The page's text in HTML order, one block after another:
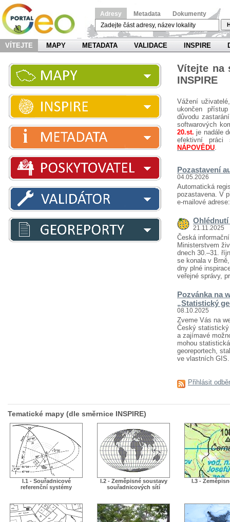
Adresy Metadata Dokumenty
VÍTEJTE MAPY METADATA VALIDACE INSPIRE
Vítejte na
INSPIRE
Vážení
ukončen
důvodu
softwarových
20.st. je nadále
efektivní práci
NÁPOVĚDU.
Pozastavení
04.05.2026
Automatická
pozastavena. V
e-mailové
Ohlédnutí
21.11.2025
Česká
Ministerstvem
dnech 30.–31.
se konala v
dny plné
veřejné správy,
Pozvánka na
„Statistický
08.10.2025
Zveme Vás na
Český
a zajímavé
mohou
georeportech,
ve vlastních
Přihlásit
Tematické mapy (dle směrnice INSPIRE)
I.1 - Souřadnicové
referenční systémy
I.2 - Zeměpisné soustavy
souřadnicových sítí
I.3 -